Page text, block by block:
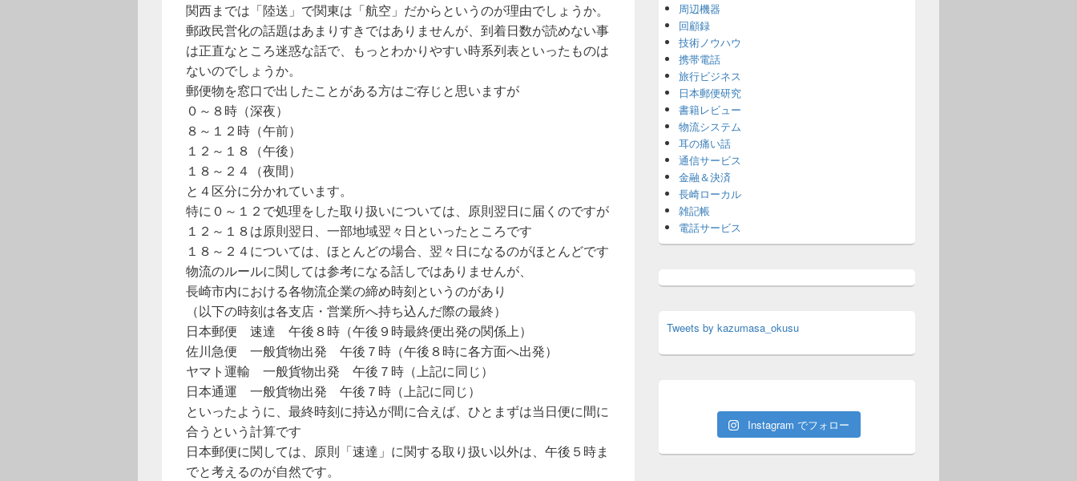
関西までは「陸送」で関東は「航空」だからというのが理由でしょうか。
郵政民営化の話題はあまりすきではありませんが、到着日数が読めない事
は正直なところ迷惑な話で、もっとわかりやすい時系列表といったものは
ないのでしょうか。
郵便物を窓口で出したことがある方はご存じと思いますが
０～８時（深夜）
８～１２時（午前）
１２～１８（午後）
１８～２４（夜間）
と４区分に分かれています。
特に０～１２で処理をした取り扱いについては、原則翌日に届くのですが
１２～１８は原則翌日、一部地域翌々日といったところです
１８～２４については、ほとんどの場合、翌々日になるのがほとんどです
物流のルールに関しては参考になる話しではありませんが、
長崎市内における各物流企業の締め時刻というのがあり
（以下の時刻は各支店・営業所へ持ち込んだ際の最終）
日本郵便 速達 午後８時（午後９時最終便出発の関係上）
佐川急便 一般貨物出発 午後７時（午後８時に各方面へ出発）
ヤマト運輸 一般貨物出発 午後７時（上記に同じ）
日本通運 一般貨物出発 午後７時（上記に同じ）
といったように、最終時刻に持込が間に合えば、ひとまずは当日便に間に
合うという計算です
日本郵便に関しては、原則「速達」に関する取り扱い以外は、午後５時ま
でと考えるのが自然です。
周辺機器
回顧録
技術ノウハウ
携帯電話
旅行ビジネス
日本郵便研究
書籍レビュー
物流システム
耳の痛い話
通信サービス
金融＆決済
長崎ローカル
雑記帳
電話サービス
Tweets by kazumasa_okusu
Instagram でフォロー